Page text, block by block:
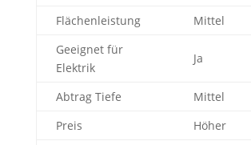
Flächenleistung
Mittel
Geeignet für
Elektrik
Ja
Abtrag Tiefe Mittel
Preis
Höher